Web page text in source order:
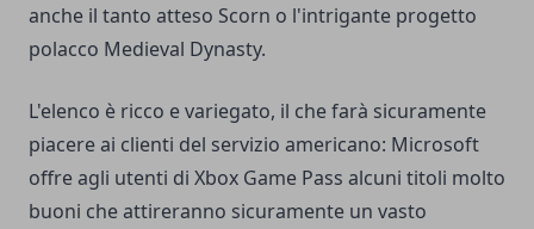
anche il tanto atteso Scorn o l'intrigante progetto
polacco Medieval Dynasty.
L'elenco è ricco e variegato, il che farà sicuramente
piacere ai clienti del servizio americano: Microsoft
offre agli utenti di Xbox Game Pass alcuni titoli molto
buoni che attireranno sicuramente un vasto